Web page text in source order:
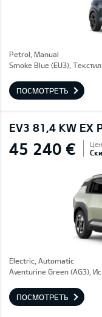
Petrol, Manual
Smoke Blue (EU3),
ПОСМОТРЕТЬ
EV3 81,4 KW EX
45 240 €
Electric, Automatic
Aventurine Green (AG3),
ПОСМОТРЕТЬ